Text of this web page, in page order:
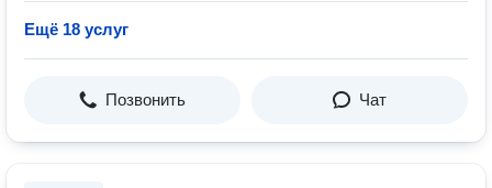
Ещё 18 услуг
Позвонить Чат